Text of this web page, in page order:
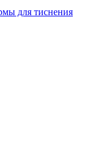
для тиснения